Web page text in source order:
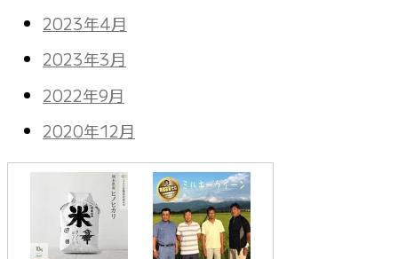
2023年4月
2023年3月
2022年9月
2020年12月